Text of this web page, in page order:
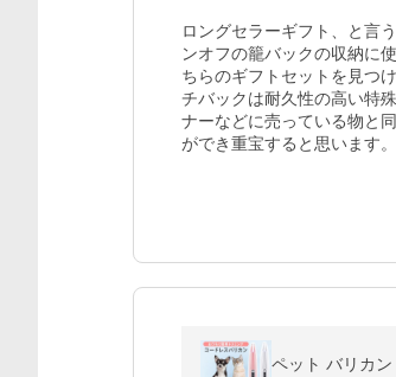
ロングセラーギフト、と言
ンオフの籠バックの収納に
ちらのギフトセットを見つ
チバックは耐久性の高い特
ナーなどに売っている物と
ができ重宝すると思います